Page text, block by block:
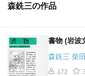
森銑三の作品
書物 (岩波
森銑三 柴
172